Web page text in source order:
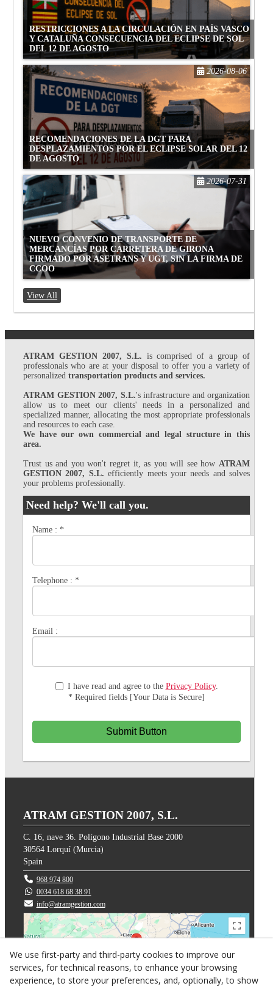
RESTRICCIONES A LA CIRCULACIÓN EN PAÍS VASCO
Y CATALUÑA CONSECUENCIA DEL ECLIPSE DE SOL
DEL 12 DE AGOSTO
RECOMENDACIONES DE LA DGT PARA
DESPLAZAMIENTOS POR EL ECLIPSE SOLAR DEL 12
DE AGOSTO
2026-08-06
NUEVO CONVENIO DE TRANSPORTE DE
MERCANCÍAS POR CARRETERA DE GIRONA
FIRMADO POR ASETRANS Y UGT, SIN LA FIRMA DE
CCOO
2026-07-31
View All
ATRAM GESTION 2007, S.L. is comprised of a group of
professionals who are at your disposal to offer you a variety of
personalized transportation products and services.
ATRAM GESTION 2007, S.L.'s infrastructure and organization
allow us to meet our clients' needs in a personalized and
specialized manner, allocating the most appropriate professionals
and resources to each case.
We have our own commercial and legal structure in this
area.
Trust us and you won't regret it, as you will see how ATRAM
GESTION 2007, S.L. efficiently meets your needs and solves
your problems professionally.
Need help? We'll call you.
Name : *
Telephone : *
Email :
I have read and agree to the Privacy Policy.
* Required fields [Your Data is Secure]
Submit Button
ATRAM GESTION 2007, S.L.
C. 16, nave 36. Polígono Industrial Base 2000
30564 Lorquí (Murcia)
Spain
968 974 800
0034 618 68 38 91
info@atramgestion.com
We use first-party and third-party cookies to improve our
services, for technical reasons, to enhance your browsing
experience, to store your preferences, and, optionally, to show